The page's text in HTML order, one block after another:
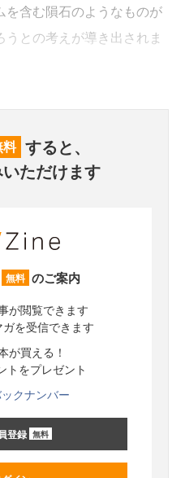
を含む隕石のようなものが
との考えが導き出されま
料 すると、
ただけます
無料 のご案内
が閲覧できます
ガを受信できます
が買える！
トをプレゼント
クナンバー
登録 無料